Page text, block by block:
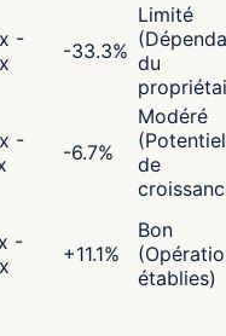
-
-33.3%
Limité
du
-
-6.7%
Modéré
(Potentiel
de
-
+11.1%
Bon
établies)